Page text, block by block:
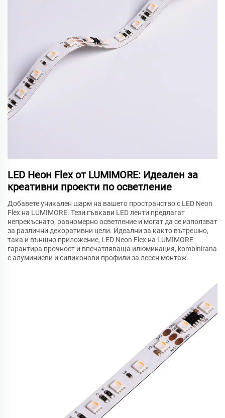
LED Неон Flex от LUMIMORE: Идеален за
креативни проекти по осветление
Добавете уникален шарм на вашето пространство с LED Neon
Flex на LUMIMORE. Тези гъвкави LED ленти предлагат
непрекъснато, равномерно осветление и могат да се използват
за различни декоративни цели. Идеални за както вътрешно,
така и външно приложение, LED Neon Flex на LUMIMORE
гарантира прочност и впечатляваща илюминация, kombinirana
с алуминиеви и силиконови профили за лесен монтаж.